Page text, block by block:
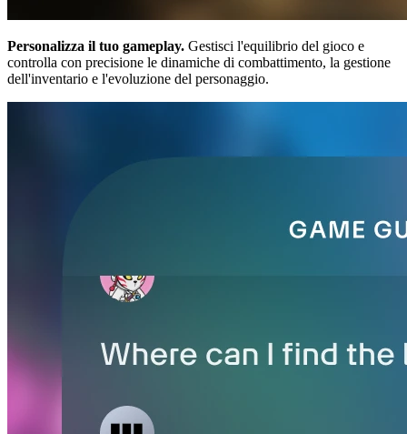
Personalizza il tuo gameplay. Gestisci l'equilibrio del gioco e
controlla con precisione le dinamiche di combattimento, la gestione
dell'inventario e l'evoluzione del personaggio.